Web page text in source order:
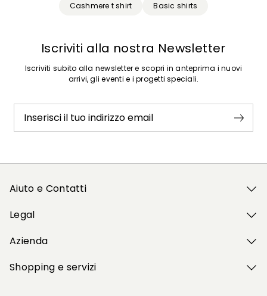
Cashmere t shirt
Basic shirts
Iscriviti alla nostra Newsletter
Iscriviti subito alla newsletter e scopri in anteprima i nuovi
arrivi, gli eventi e i progetti speciali.
Inserisci il tuo indirizzo email
Aiuto e Contatti
Legal
Azienda
Shopping e servizi